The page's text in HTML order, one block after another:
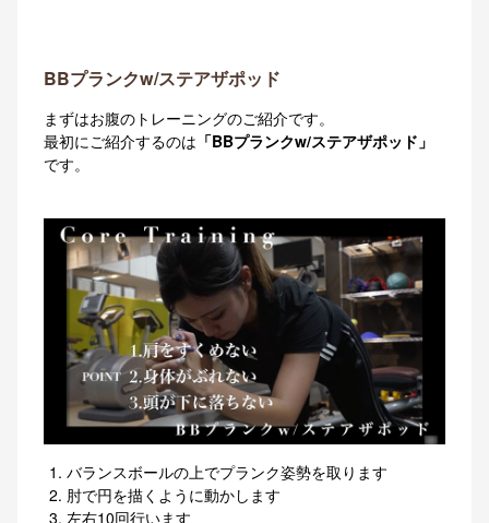
BBプランクw/ステアザポッド
まずはお腹のトレーニングのご紹介です。
最初にご紹介するのは 「BBプランクw/ステアザポッド」
です。
バランスボールの上でプランク姿勢を取ります
肘で円を描くように動かします
左右10回行います